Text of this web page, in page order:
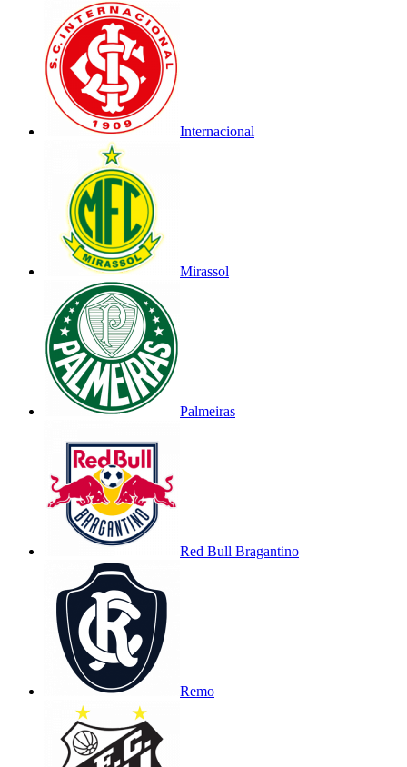
Internacional
Mirassol
Palmeiras
Red Bull Bragantino
Remo